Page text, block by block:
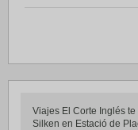
Viajes El Corte Inglés
Silken en Estació de